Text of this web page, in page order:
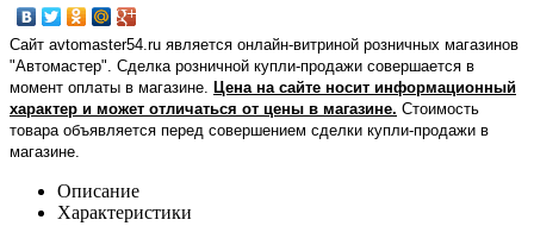
Сайт avtomaster54.ru является онлайн-витриной розничных магазинов
"Автомастер". Сделка розничной купли-продажи совершается в
момент оплаты в магазине.
Цена на сайте носит информационный
характер и может отличаться от цены в магазине. Стоимость
товара объявляется перед совершением сделки купли-продажи в
магазине
Описание
Характеристики